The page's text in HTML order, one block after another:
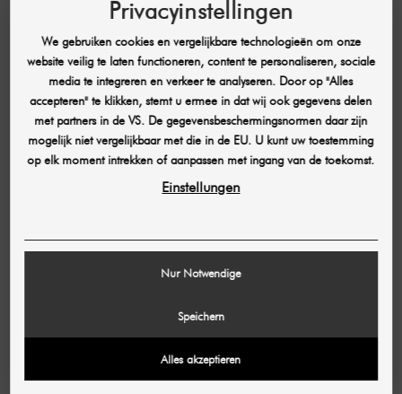
Toepassingsgebieden
Huidverstrakking,
kleinere
gebieden
Gezichts- en
gemiddelde tot
diepe huidlagen
Diep
Beperkte
(bijv. 1,5 mm,
Meerdere
Beperkt tot 2D
Behandelingsduur
Afhankelijk van
Efficiëntere
Privacyinstellingen
We gebruiken cookies en vergelijkbare technologieën om onze
website veilig te laten functioneren, content te personaliseren, sociale
media te integreren en verkeer te analyseren. Door op "Alles
accepteren" te klikken, stemt u ermee in dat wij ook gegevens delen
met partners in de VS. De gegevensbeschermingsnormen daar zijn
mogelijk niet vergelijkbaar met die in de EU. U kunt uw toestemming
op elk moment intrekken of aanpassen met ingang van de toekomst.
Einstellungen
Nur Notwendige
Speichern
Alles akzeptieren